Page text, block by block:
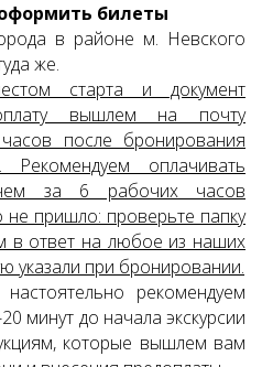
билеты
в районе м. Невского
же.
старта и документ
вышлем на почту
после бронирования
оплачивать
за 6 рабочих часов
не пришло: проверьте папку
в ответ на любое из наших
указали при бронировании.
рекомендуем
минут до начала экскурсии
которые вышлем вам